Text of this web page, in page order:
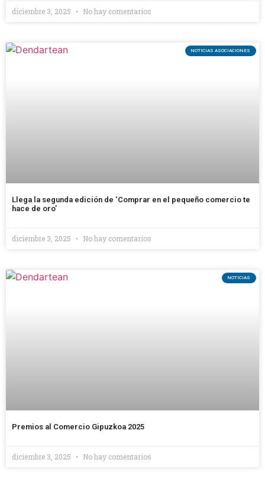
diciembre 3, 2025 No hay comentarios
NOTICIAS ASOCIACIONES
Llega la segunda edición de ‘Comprar en el pequeño comercio te
hace de oro’
diciembre 3, 2025 No hay comentarios
NOTICIAS
Premios al Comercio Gipuzkoa 2025
diciembre 3, 2025 No hay comentarios